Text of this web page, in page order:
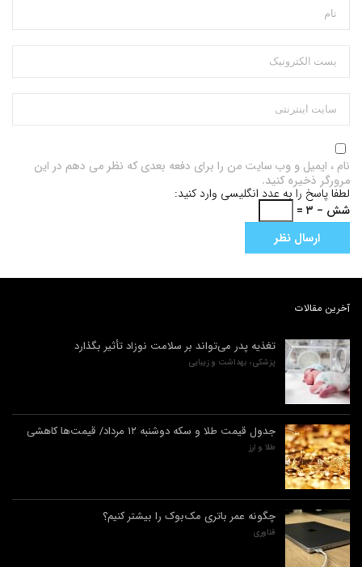
نام ، ایمیل و وب سایت من را برای دفعه بعدی که نظر می دهم در این
مرورگر ذخیره کنید.
لطفا پاسخ را به عدد انگلیسی وارد کنید:
شش − ۳ =
آخرین مقالات
تغذیه پدر می‌تواند بر سلامت نوزاد تأثیر بگذارد
پزشکی، بهداشت و زیبایی
جدول قیمت طلا و سکه دوشنبه ۱۲ مرداد/ قیمت‌ها کاهشی
طلا و ارز
چگونه عمر باتری مک‌بوک را بیشتر کنیم؟
فناوری